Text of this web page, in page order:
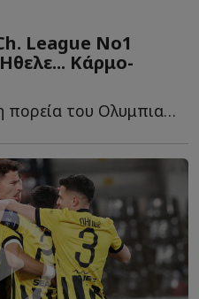
League No1
Κάρμο-
Η απάντηση για το εάν η πορεία του Ολυμπιακού στην Ευρώπη ή...